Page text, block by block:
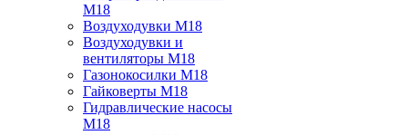
M18
Воздуходувки M18
Воздуходувки и
вентиляторы M18
Газонокосилки M18
Гайковерты M18
Гидравлические насосы
M18